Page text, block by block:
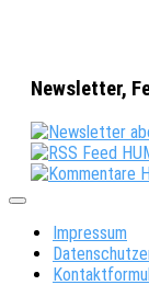
Newsletter,
Impressum